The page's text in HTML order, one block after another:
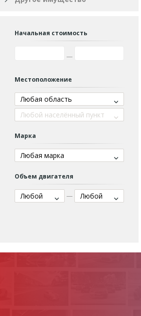
Начальная стоимость
Местоположение
Любая область
Любой населённый пункт
Марка
Любая марка
Объем двигателя
Любой Любой